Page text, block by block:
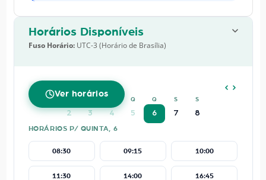
Horários Disponíveis
Fuso Horário:UTC-3 (Horário de Brasília)
Ver horários
AGOSTO 2026
Q Q S S
2 3 4 5 6 7 8
HORÁRIOS P/ QUINTA, 6
08:30 09:15 10:00
11:30 14:00 16:45